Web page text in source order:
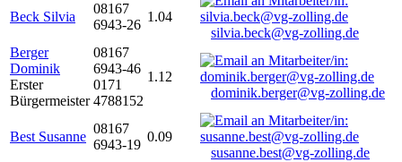
Beck Silvia
08167
6943-26
1.04
silvia.beck@vg-zolling.de
Berger
Dominik
Erster
Bürgermeister
08167
6943-46
0171
4788152
1.12
dominik.berger@vg-zolling.de
Best Susanne
08167
6943-19
0.09
susanne.best@vg-zolling.de